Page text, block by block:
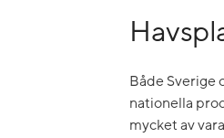
Både Sverige
nationella
mycket av